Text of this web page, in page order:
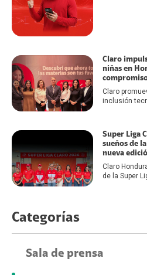
Claro
niñas en
Claro
inclusión
Super Liga
sueños de
nueva
Claro
de la Super
Categorías
Sala de prensa